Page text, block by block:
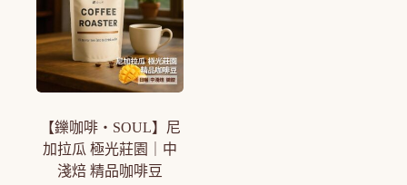
款
式。
可
在
品
頁
面
【鑠咖啡・SOUL】尼
加拉瓜 極光莊園｜中
淺焙 精品咖啡豆